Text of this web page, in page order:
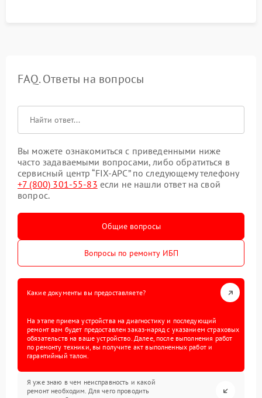
FAQ. Ответы на вопросы
Вы можете ознакомиться с приведенными ниже
часто задаваемыми вопросами, либо обратиться в
сервисный центр “FIX-APC” по следующему телефону
+7 (800) 301-55-83 если не нашли ответ на свой
вопрос.
Общие вопросы
Вопросы по ремонту ИБП
Какие документы вы предоставляете?
На этапе приема устройства на диагностику и последующий
ремонт вам будет предоставлен заказ-наряд с указанием страховых
обязательств на ваше устройство. Далее, после выполнения работ
по ремонту техники, вы получите акт выполненных работ и
гарантийный талон.
Я уже знаю в чем неисправность и какой
ремонт необходим. Для чего проводить